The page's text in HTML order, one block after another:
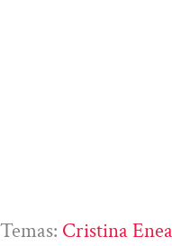
Temas: Cristina